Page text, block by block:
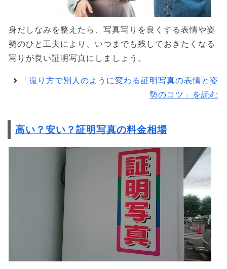
身だしなみを整えたら、写真写りを良くする表情や姿
勢のひと工夫により、いつまでも残しておきたくなる
写りが良い証明写真にしましょう。
「撮り方で別人のように変わる証明写真の表情と姿
勢のコツ」を読む
高い？安い？証明写真の料金相場